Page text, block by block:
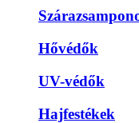
Hővédők
UV-védők
Hajfestékek